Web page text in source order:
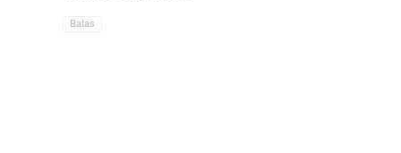
Balas